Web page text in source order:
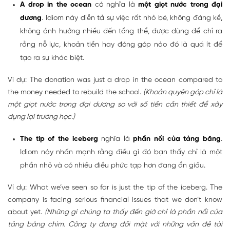
A drop in the ocean có nghĩa là một giọt nước trong đại
dương. Idiom này diễn tả sự việc rất nhỏ bé, không đáng kể,
không ảnh hưởng nhiều đến tổng thể, được dùng để chỉ ra
rằng nỗ lực, khoản tiền hay đóng góp nào đó là quá ít để
tạo ra sự khác biệt.
Ví dụ: The donation was just a drop in the ocean compared to
the money needed to rebuild the school. (Khoản quyên góp chỉ là
một giọt nước trong đại dương so với số tiền cần thiết để xây
dựng lại trường học.)
The tip of the iceberg nghĩa làphần nổi của tảng băng.
Idiom này nhấn mạnh rằng điều gì đó bạn thấy chỉ là một
phần nhỏ và có nhiều điều phức tạp hơn đang ẩn giấu.
Ví dụ: What we’ve seen so far is just the tip of the iceberg. The
company is facing serious financial issues that we don’t know
about yet. (Những gì chúng ta thấy đến giờ chỉ là phần nổi của
tảng băng chìm. Công ty đang đối mặt với những vấn đề tài